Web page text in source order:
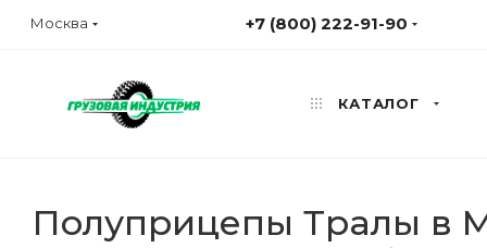
Москва +7 (800) 222-91-90
КАТАЛОГ
Полуприцепы Тралы в